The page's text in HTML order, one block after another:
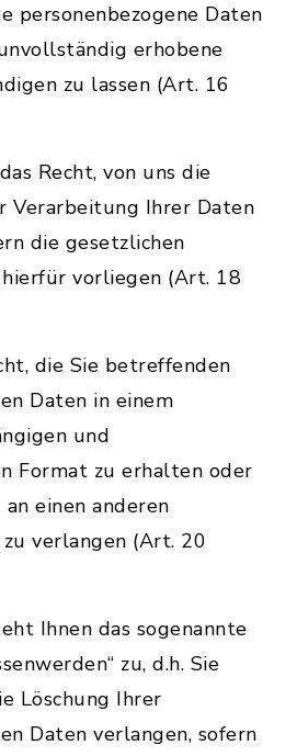
personenbezogene Daten
erhobene
zu lassen (Art. 16
Recht, von uns die
Verarbeitung Ihrer Daten
die gesetzlichen
vorliegen (Art. 18
die Sie betreffenden
Daten in einem
und
Format zu erhalten oder
einen anderen
verlangen (Art. 20
Ihnen das sogenannte
zu, d.h. Sie
Löschung Ihrer
Daten verlangen, sofern